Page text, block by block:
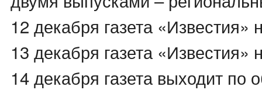
12 декабря газета «Известия»
13 декабря газета «Известия»
14 декабря газета выходит по